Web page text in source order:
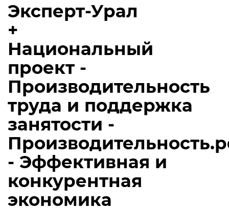
Эксперт-Урал
+
Национальный
проект -
Производительность
труда и поддержка
занятости -
- Эффективная и
конкурентная
экономика